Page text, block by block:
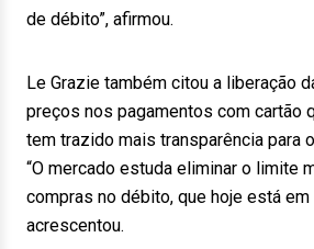
de débito”, afirmou.
Le Grazie também citou a liberação
preços nos pagamentos com cartão
tem trazido mais transparência para
“O mercado estuda eliminar o limite
compras no débito, que hoje está em
acrescentou.